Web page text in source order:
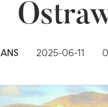
ANS 2025-06-11